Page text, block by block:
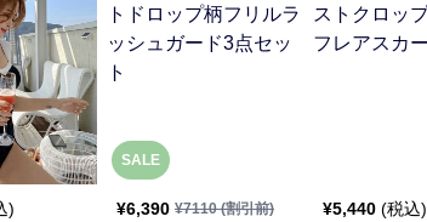
)
SALE
¥6,390 ¥7110(割引前) ¥5,440 (税込)